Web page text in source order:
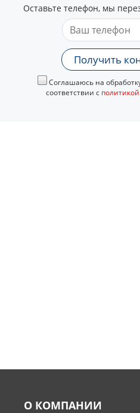
Оставьте телефон, мы
Получить
Соглашаюсь на
соответствии с
О КОМПАНИИ